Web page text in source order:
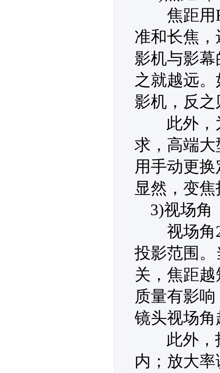
焦距用F
准和长焦
影机与影
之就越远
影机，反
此外，为
求，高端
用手动更
显然，变
3)视场角
视场角2ω
投影范围
关，焦距
质量有影
镜头视场角
此外，投
内；放大